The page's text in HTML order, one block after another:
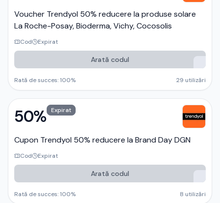
Voucher Trendyol 50% reducere la produse solare
La Roche-Posay, Bioderma, Vichy, Cocosolis
Cod Expirat
Arată codul
Rată de succes:100% 29 utilizări
50% Expirat
Cupon Trendyol 50% reducere la Brand Day DGN
Cod Expirat
Arată codul
Rată de succes:100% 8 utilizări